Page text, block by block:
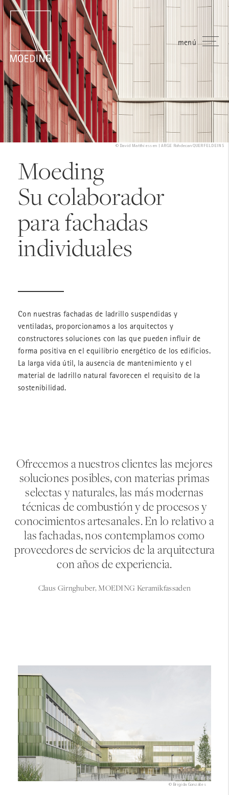
menú
© David Matthiessen | ARGE Rohdecan QUERFELDEINS
Moeding
Su colaborador
para fachadas
individuales
Con nuestras fachadas de ladrillo suspendidas y
ventiladas, proporcionamos a los arquitectos y
constructores soluciones con las que pueden influir de
forma positiva en el equilibrio energético de los edificios.
La larga vida útil, la ausencia de mantenimiento y el
material de ladrillo natural favorecen el requisito de la
sostenibilidad.
Ofrecemos a nuestros clientes las mejores
soluciones posibles, con materias primas
selectas y naturales, las más modernas
técnicas de combustión y de procesos y
conocimientos artesanales. En lo relativo a
las fachadas, nos contemplamos como
proveedores de servicios de la arquitectura
con años de experiencia.
Claus Girnghuber, MOEDING Keramikfassaden
© Brigida Gonzáles